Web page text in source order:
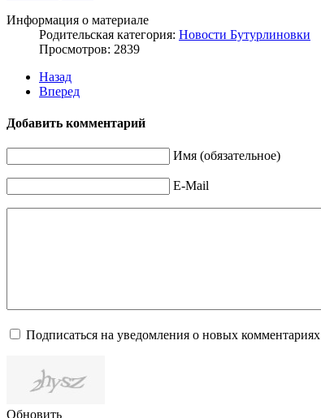
Информация о материале
Родительская категория: Новости Бутурлиновки
Просмотров: 2839
Назад
Вперед
Добавить комментарий
Имя (обязательное)
E-Mail
Подписаться на уведомления о новых комментариях
Обновить